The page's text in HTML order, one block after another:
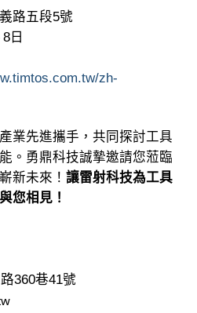
路五段5號
日
zh-
業先進攜手，共同探討工具
。勇鼎科技誠摯邀請您蒞臨
新未來！ 讓雷射科技為工具
您相見！
360巷41號